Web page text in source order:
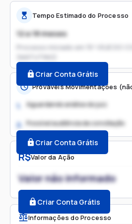
R$Valor da Ação
Valor não informado
Criar Conta Grátis
Informações do Processo
Tempo Estimado do Processo
12 a 18 meses
Processo iniciado em
15ª VSJE DO
Criar Conta Grátis
Prováveis Movimentações
1. Aguardando análise do juiz
2. Possível audiência de conciliação
Criar Conta Grátis